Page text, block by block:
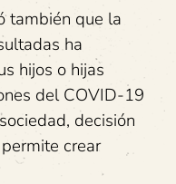
también que la
ha
hijos o hijas
del COVID-19
decisión
crear